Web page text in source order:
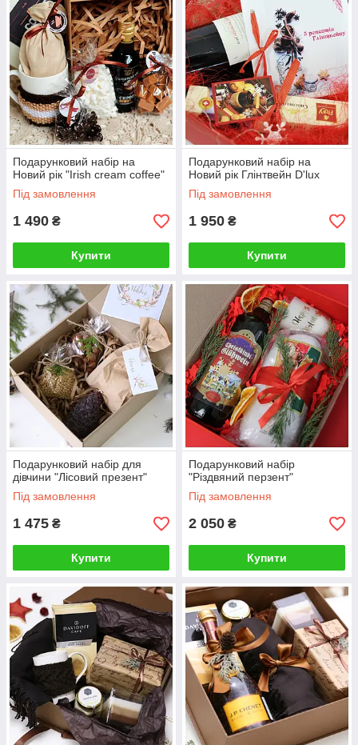
Подарунковий набір на
Новий рік "Irish cream coffee"
Під замовлення
1 490 ₴
Купити
Подарунковий набір на
Новий рік Глінтвейн D'lux
Під замовлення
1 950 ₴
Купити
Подарунковий набір для
дівчини "Лісовий презент"
Під замовлення
1 475 ₴
Купити
Подарунковий набір
"Різдвяний перзент"
Під замовлення
2 050 ₴
Купити